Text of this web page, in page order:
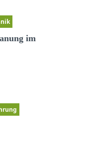
im